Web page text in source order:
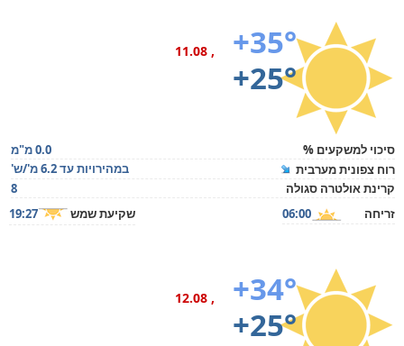
+35°
+25°
, 11.08
סיכוי למשקעים %
0.0 מ"מ
רוח צפונית מערבית
במהירויות עד 6.2 מ'/ש'
קרינת אולטרה סגולה
8
זריחה
06:00 שקיעת שמש 19:27
+34°
+25°
, 12.08